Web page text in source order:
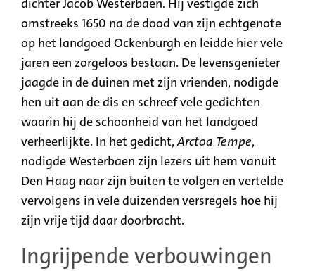
omstreeks 1650 na de dood van zijn echtgenote
op het landgoed Ockenburgh en leidde hier vele
jaren een zorgeloos bestaan. De levensgenieter
jaagde in de duinen met zijn vrienden, nodigde
hen uit aan de dis en schreef vele gedichten
waarin hij de schoonheid van het landgoed
verheerlijkte. In het gedicht,Arctoa Tempe,
nodigde Westerbaen zijn lezers uit hem vanuit
Den Haag naar zijn buiten te volgen en vertelde
vervolgens in vele duizenden versregels hoe hij
zijn vrije tijd daar doorbracht.
Ingrijpende verbouwingen